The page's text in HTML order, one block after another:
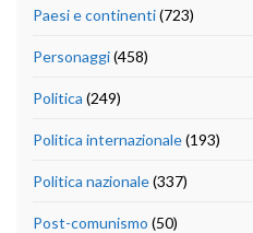
Paesi e continenti(723)
Personaggi(458)
Politica (249)
Politica internazionale(193)
Politica nazionale(337)
Post-comunismo (50)